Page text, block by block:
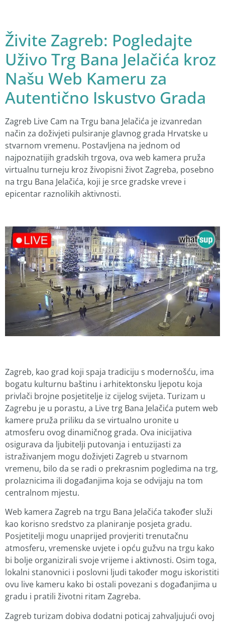
Živite Zagreb: Pogledajte
Uživo Trg Bana Jelačića kroz
Našu Web Kameru za
Autentično Iskustvo Grada
Zagreb Live Cam na Trgu bana Jelačića je izvanredan
način za doživjeti pulsiranje glavnog grada Hrvatske u
stvarnom vremenu. Postavljena na jednom od
najpoznatijih gradskih trgova, ova web kamera pruža
virtualnu turneju kroz živopisni život Zagreba, posebno
na trgu Bana Jelačića, koji je srce gradske vreve i
epicentar raznolikih aktivnosti.
Zagreb, kao grad koji spaja tradiciju s modernošću, ima
bogatu kulturnu baštinu i arhitektonsku ljepotu koja
privlači brojne posjetitelje iz cijelog svijeta. Turizam u
Zagrebu je u porastu, a Live trg Bana Jelačića putem web
kamere pruža priliku da se virtualno uronite u
atmosferu ovog dinamičnog grada. Ova inicijativa
osigurava da ljubitelji putovanja i entuzijasti za
istraživanjem mogu doživjeti Zagreb u stvarnom
vremenu, bilo da se radi o prekrasnim pogledima na trg,
prolaznicima ili događanjima koja se odvijaju na tom
centralnom mjestu.
Web kamera Zagreb na trgu Bana Jelačića također služi
kao korisno sredstvo za planiranje posjeta gradu.
Posjetitelji mogu unaprijed provjeriti trenutačnu
atmosferu, vremenske uvjete i opću gužvu na trgu kako
bi bolje organizirali svoje vrijeme i aktivnosti. Osim toga,
lokalni stanovnici i poslovni ljudi također mogu iskoristiti
ovu live kameru kako bi ostali povezani s događanjima u
gradu i pratili životni ritam Zagreba.
Zagreb turizam dobiva dodatni poticaj zahvaljujući ovoj